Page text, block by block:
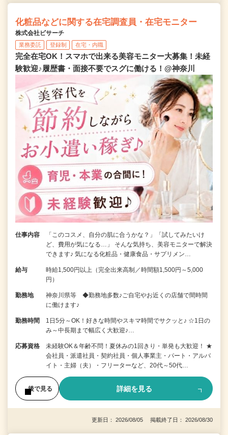
化粧品などに関する在宅調査員・在宅モニター
株式会社ビサーチ
業務委託 登録制 在宅・内職
完全在宅OK！スマホで出来る美容モニター大募集！未経
験歓迎♪履歴書・面接不要でスグに働ける！@神奈川
仕事内容
「このコスメ、自分の肌に合うかな？」「試してみたいけ
ど、費用が気になる…」 そんな気持ち、美容モニターで解決
できます♪ 気になる化粧品・健康食品・サプリメン…
給与
時給1,500円以上（完全出来高制／時間額1,500円～5,000
円）
勤務地
神奈川県等 ◆勤務地多数♪ご自宅やお近くの店舗で間時間
に働けます♪
勤務時間
1日5分～OK！好きな時間やスキマ時間でサクッと♪ ☆1日の
み～中長期まで幅広く大歓迎♪…
応募資格
未経験OK＆年齢不問！夏休みの1回きり・単発も大歓迎！ ★
会社員・派遣社員・契約社員・個人事業主・パート・アルバ
イト・主婦（夫）・フリーターなど、20代～50代…
後で見る 詳細を見る
更新日： 2026/08/05 掲載終了日： 2026/08/30